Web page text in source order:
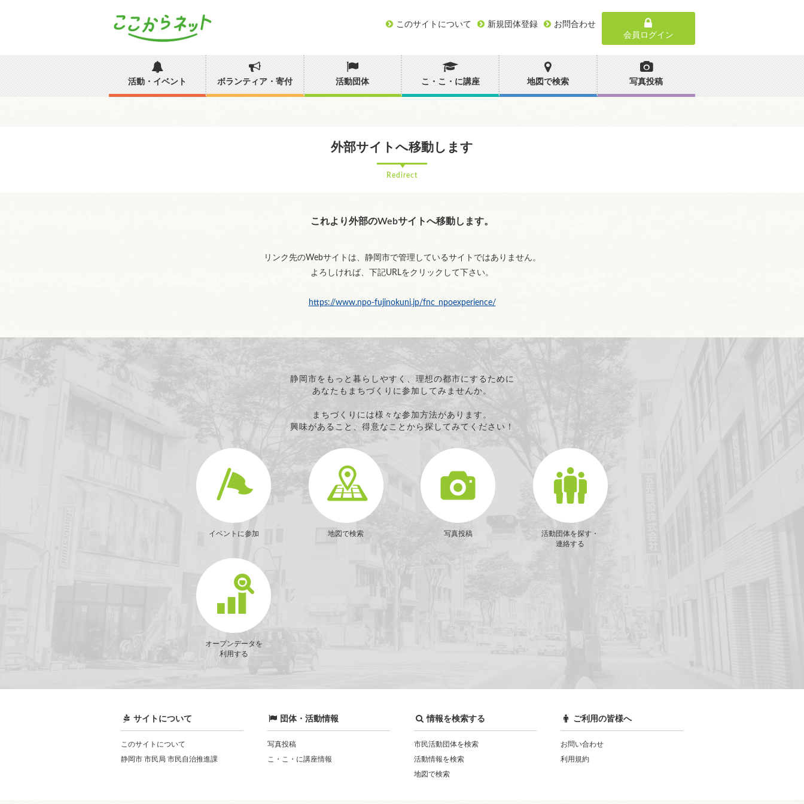
このサイトについて 新規団体登録
お問合わせ
会員ログイン
活動・イベント ボランティア・寄付 活動団体 こ・こ・に講座 地図で検索 写真投稿
外部サイトへ移動します
Redirect
これより外部のWebサイトへ移動します。
リンク先のWebサイトは、静岡市で管理しているサイトではありません。
よろしければ、下記URLをクリックして下さい。
https://www.npo-fujinokuni.jp/fnc_npoexperience/
静岡市をもっと暮らしやすく、理想の都市にするために
あなたもまちづくりに参加してみませんか。
まちづくりには様々な参加方法があります。
興味があること、得意なことから探してみてください！
イベントに参加 地図で検索 写真投稿
活動団体を探す・
連絡する
オープンデータを
利用する
サイトについて
このサイトについて
静岡市 市民局 市民自治推進課
団体・活動情報
写真投稿
こ・こ・に講座情報
情報を検索する
市民活動団体を検索
活動情報を検索
地図で検索
ご利用の皆様へ
お問い合わせ
利用規約